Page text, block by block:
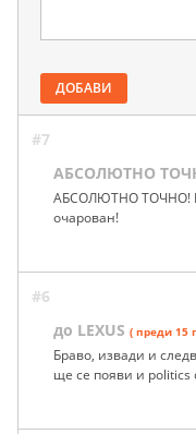
ДОБАВИ
#7
АБСОЛЮТНО
АБСОЛЮТНО ТОЧНО!
очарован!
#6
до LEXUS ( преди 15
Браво, извади и
ще се появи и politics